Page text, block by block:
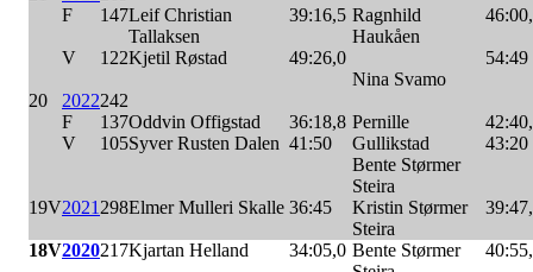
F
V
147
122
Leif Christian
Tallaksen
Kjetil Røstad
39:16,5
49:26,0
Ragnhild
Haukåen
Nina Svamo
54:49
20
2022
F
V
242
137
105
Oddvin Offigstad
Syver Rusten Dalen
36:18,8
41:50
Pernille
Gullikstad
Bente Størmer
Steira
43:20
19V2021 298Elmer Mulleri Skalle 36:45
Kristin Størmer
Steira
18V2020217Kjartan Helland 34:05,0 Bente Størmer